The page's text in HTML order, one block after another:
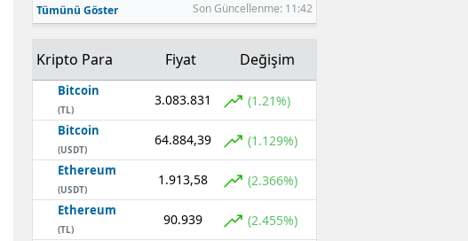
Tümünü Göster Son Güncellenme: 11:42
Kripto Para Fiyat Değişim
Bitcoin
(TL)
3.083.831 (1.21%)
Bitcoin
(USDT)
64.884,39 (1.129%)
Ethereum
(USDT)
1.913,58 (2.366%)
Ethereum
(TL)
90.939 (2.455%)